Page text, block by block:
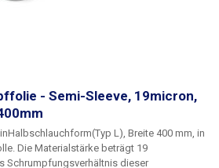
- Semi-Sleeve, 19micron,
inHalbschlauchform(Typ L), Breite 400 mm, in
. Die Materialstärke beträgt 19
Schrumpfungsverhältnis dieser